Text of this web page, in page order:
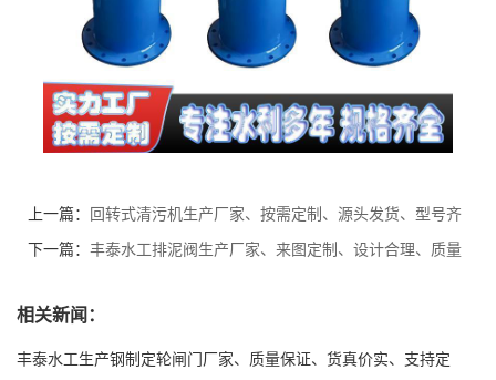
上一篇： 回转式清污机生产厂家、按需定制、源头发货、型号齐
全、质量优良
下一篇： 丰泰水工排泥阀生产厂家、来图定制、设计合理、质量
相关新闻：
丰泰水工生产钢制定轮闸门厂家、质量保证、货真价实、支持定